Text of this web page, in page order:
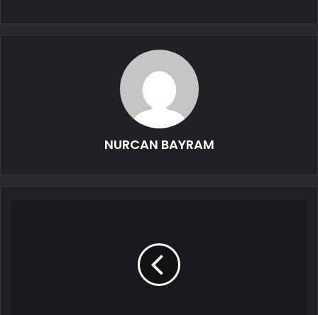
NURCAN BAYRAM